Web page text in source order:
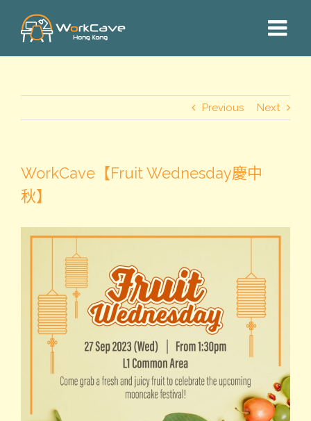
content
Previous Next
WorkCave【Fruit Wednesday慶中
秋】